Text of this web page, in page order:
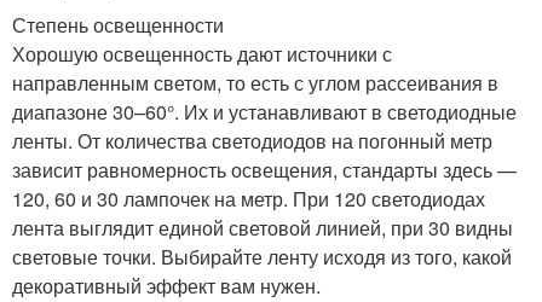
Степень освещенности
Хорошую освещенность дают источники с
направленным светом, то есть с углом рассеивания в
диапазоне 30–60°. Их и устанавливают в светодиодные
ленты. От количества светодиодов на погонный метр
зависит равномерность освещения, стандарты здесь —
120, 60 и 30 лампочек на метр. При 120 светодиодах
лента выглядит единой световой линией, при 30 видны
световые точки. Выбирайте ленту исходя из того, какой
декоративный эффект вам нужен.